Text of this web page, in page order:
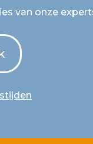
van onze